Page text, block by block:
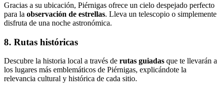
Gracias a su ubicación, Piérnigas ofrece un cielo despejado perfecto
para la observación de estrellas. Lleva un telescopio o simplemente
disfruta de una noche astronómica.
8. Rutas históricas
Descubre la historia local a través de rutas guiadas que te llevarán a
los lugares más emblemáticos de Piérnigas, explicándote la
relevancia cultural y histórica de cada sitio.